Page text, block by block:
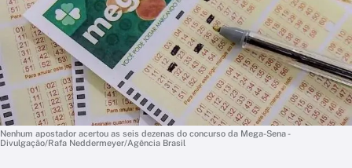
Nenhum apostador acertou as seis dezenas do concurso da Mega-Sena -
Divulgação/Rafa Neddermeyer/Agência Brasil